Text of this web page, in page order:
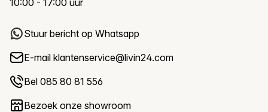
Stuur bericht op Whatsapp
E-mail klantenservice@livin24.com
Bel 085 80 81 556
Bezoek onze showroom